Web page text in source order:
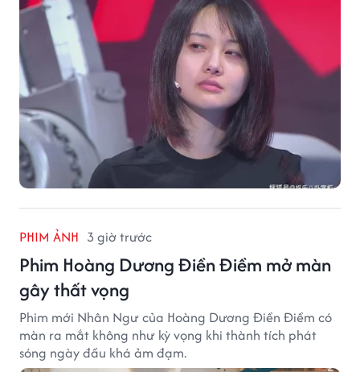
PHIM ẢNH 3 giờ trước
Phim Hoàng Dương Điền Điềm mở màn
gây thất vọng
Phim mới Nhân Ngư của Hoàng Dương Điền Điềm có
màn ra mắt không như kỳ vọng khi thành tích phát
sóng ngày đầu khá ảm đạm.